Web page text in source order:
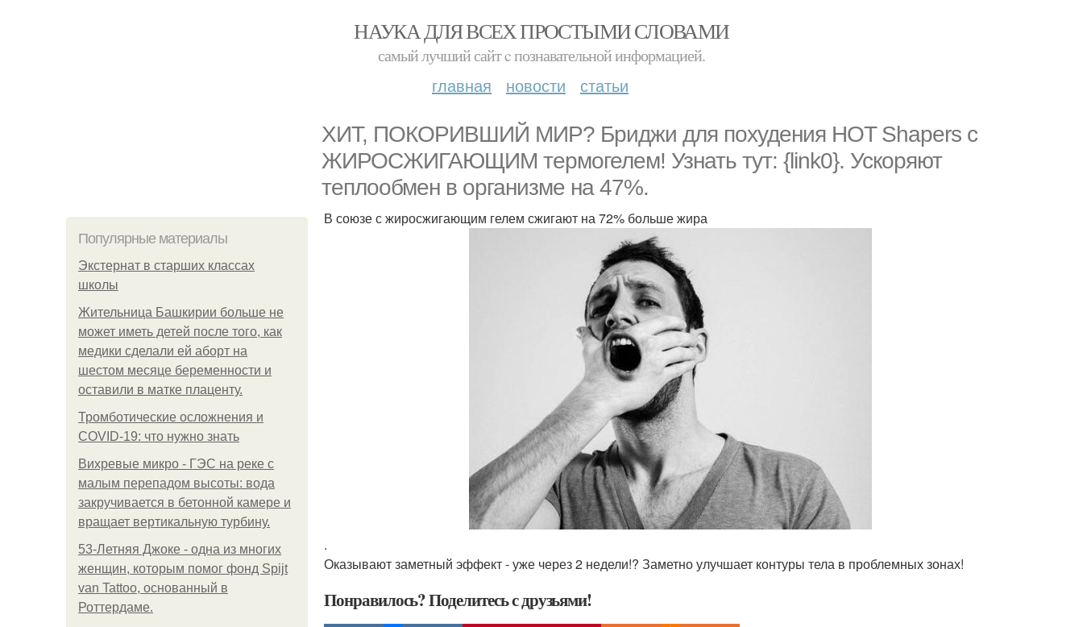
НАУКА ДЛЯ ВСЕХ ПРОСТЫМИ СЛОВАМИ
самый лучший сайт c познавательной информацией.
главная новости статьи
ХИТ, ПОКОРИВШИЙ МИР? Бриджи для похудения HOT Shapers с
ЖИРОСЖИГАЮЩИМ термогелем! Узнать тут: {link0}. Ускоряют
теплообмен в организме на 47%.
Популярные материалы
Экстернат в старших классах
школы
Жительница Башкирии больше не
может иметь детей после того, как
медики сделали ей аборт на
шестом месяце беременности и
оставили в матке плаценту.
Тромботические осложнения и
COVID-19: что нужно знать
Вихревые микро - ГЭС на реке с
малым перепадом высоты: вода
закручивается в бетонной камере и
вращает вертикальную турбину.
53-Летняя Джоке - одна из многих
женщин, которым помог фонд Spijt
van Tattoo, основанный в
Роттердаме.
В союзе с жиросжигающим гелем сжигают на 72% больше жира
.
Оказывают заметный эффект - уже через 2 недели!? Заметно улучшает контуры тела в проблемных зонах!
Понравилось? Поделитесь с друзьями!